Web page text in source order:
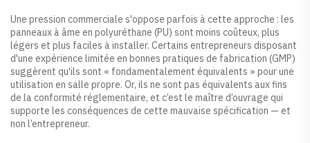
Une pression commerciale s'oppose parfois à cette approche : les
panneaux à âme en polyuréthane (PU) sont moins coûteux, plus
légers et plus faciles à installer. Certains entrepreneurs disposant
d'une expérience limitée en bonnes pratiques de fabrication (GMP)
suggèrent qu'ils sont « fondamentalement équivalents » pour une
utilisation en salle propre. Or, ils ne sont pas équivalents aux fins
de la conformité réglementaire, et c’est le maître d’ouvrage qui
supporte les conséquences de cette mauvaise spécification — et
non l’entrepreneur.